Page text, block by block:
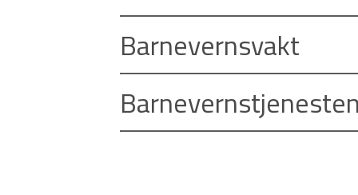
Barnevernsvakt
Barnevernstjenesten